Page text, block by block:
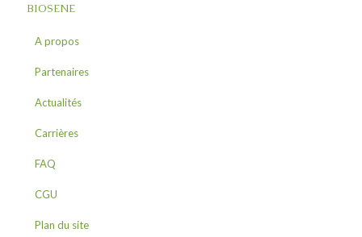
BIOSENE
A propos
Partenaires
Actualités
Carrières
FAQ
CGU
Plan du site